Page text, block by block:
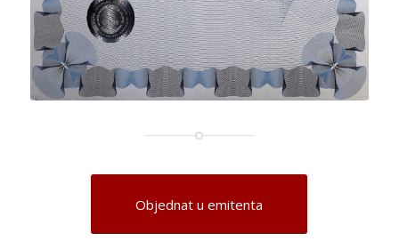
Objednat u emitenta